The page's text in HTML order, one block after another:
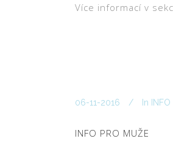
Více informací v
06-11-2016 In
INFO PRO MUŽE